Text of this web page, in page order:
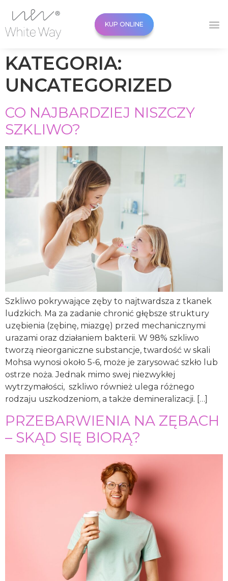
KUP ONLINE
KATEGORIA:
UNCATEGORIZED
CO NAJBARDZIEJ NISZCZY
SZKLIWO?
Szkliwo pokrywające zęby to najtwardsza z tkanek
ludzkich. Ma za zadanie chronić głębsze struktury
uzębienia (zębinę, miazgę) przed mechanicznymi
urazami oraz działaniem bakterii. W 98% szkliwo
tworzą nieorganiczne substancje, twardość w skali
Mohsa wynosi około 5-6, może je zarysować szkło lub
ostrze noża. Jednak mimo swej niezwykłej
wytrzymałości, szkliwo również ulega różnego
rodzaju uszkodzeniom, a także demineralizacji. […]
PRZEBARWIENIA NA ZĘBACH
– SKĄD SIĘ BIORĄ?